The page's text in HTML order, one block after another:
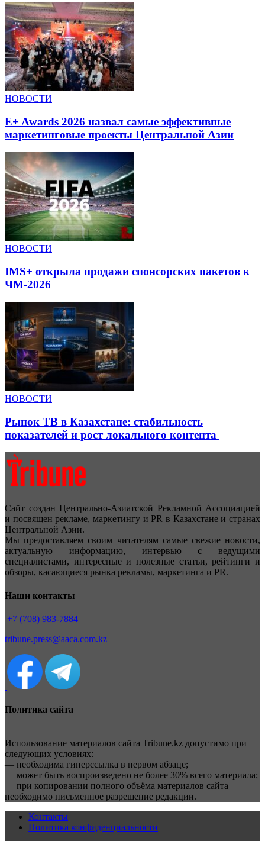
НОВОСТИ
E+ Awards 2026 назвал самые эффективные
маркетинговые проекты Центральной Азии
НОВОСТИ
IMS+ открыла продажи спонсорских пакетов к
ЧМ-2026
НОВОСТИ
Рынок ТВ в Казахстане: стабильность
показателей и рост локального контента
Сайт создан Центрально-Азиатской Рекламной Ассоциацией
и посвящен рекламе, маркетингу и PR в Казахстане и странах
Центральной Азии.
Мы предоставляем своим читателям самые свежие новости,
актуальную информацию, интервью с ведущими
специалистами, интересные и полезные статьи, рейтинги и
обзоры, касающиеся рынка рекламы, маркетинга и PR.
Наши контакты
+7 (708) 983-7884
tribune.press@aaca.com.kz
Политика сайта
Использование материалов сайта Tribune.kz допустимо при
следующих условиях:
— необходима гиперссылка в первом абзаце;
— может быть воспроизведено не более 30% всего материала;
— при копировании полного объёма материалов сайта
необходимо письменное разрешение редакции.
Контакты
Политика конфиденциальности